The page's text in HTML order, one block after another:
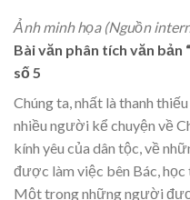
Ảnh minh họa (Nguồn
Bài văn phân tích văn bản
số 5
Chúng ta, nhất là thanh
nhiều người kể chuyện về
kính yêu của dân tộc, về
được làm việc bên Bác,
Một trong những người